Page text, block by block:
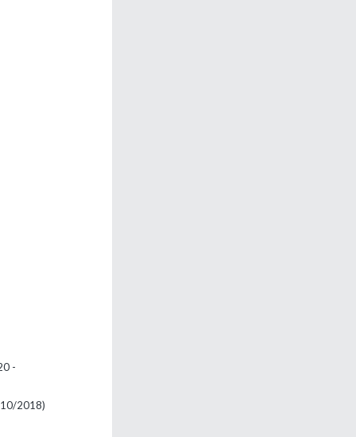
-
2018)